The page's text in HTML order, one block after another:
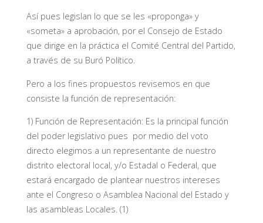
Así pues legislan lo que se les «proponga» y
«someta» a aprobación, por el Consejo de Estado
que dirige en la práctica el Comité Central del Partido,
a través de su Buró Político.
Pero a los fines propuestos revisemos en que
consiste la función de representación:
1) Función de Representación: Es la principal función
del poder legislativo pues por medio del voto
directo elegimos a un representante de nuestro
distrito electoral local, y/o Estadal o Federal, que
estará encargado de plantear nuestros intereses
ante el Congreso o Asamblea Nacional del Estado y
las asambleas Locales. (1)